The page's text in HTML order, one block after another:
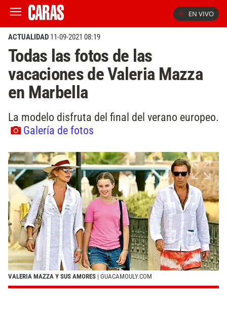
EN VIVO
ACTUALIDAD 11-09-2021 08:19
Todas las fotos de las
vacaciones de Valeria Mazza
en Marbella
La modelo disfruta del final del verano europeo.
Galería de fotos
VALERIA MAZZA Y SUS AMORES | GUACAMOULY.COM